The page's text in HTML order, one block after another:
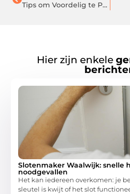
Tips om Voordelig te Private Leasen
Hier zijn enkele
Slotenmaker Waalwijk: snelle
noodgevallen
Het kan iedereen overkomen: je
sleutel is kwijt of het slot